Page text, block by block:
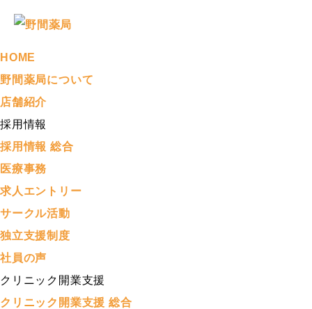
HOME
野間薬局について
店舗紹介
採用情報
採用情報 総合
医療事務
求人エントリー
サークル活動
独立支援制度
社員の声
クリニック開業支援
クリニック開業支援 総合